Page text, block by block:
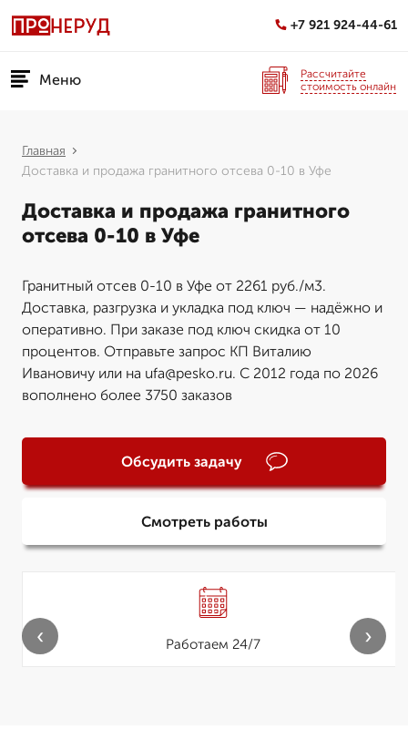
+7 921 924-44-61
Меню
Рассчитайте
стоимость онлайн
Главная
Доставка и продажа гранитного отсева 0-10 в Уфе
Доставка и продажа гранитного
отсева 0-10 в Уфе
Гранитный отсев 0-10 в Уфе от 2261 руб./м3.
Доставка, разгрузка и укладка под ключ — надёжно и
оперативно. При заказе под ключ скидка от 10
процентов. Отправьте запрос КП Виталию
Ивановичу или на ufa@pesko.ru. С 2012 года по 2026
вополнено более 3750 заказов
Обсудить задачу
Смотреть работы
Работаем 24/7
‹ ›